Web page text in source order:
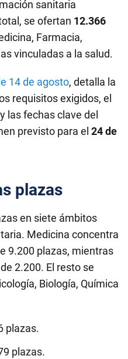
sanitaria
se ofertan 12.366
Farmacia,
vinculadas a la salud.
14 de agosto, detalla la
requisitos exigidos, el
las fechas clave del
previsto para el 24 de
plazas
en siete ámbitos
Medicina concentra
9.200 plazas, mientras
2.200. El resto se
Biología, Química
plazas.
plazas.